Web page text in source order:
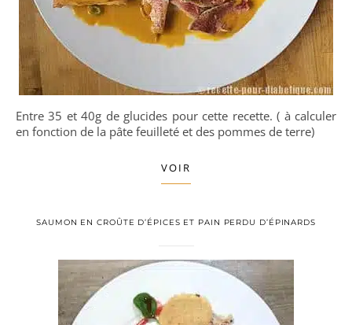
Entre 35 et 40g de glucides pour cette recette. ( à calculer
en fonction de la pâte feuilleté et des pommes de terre)
VOIR
SAUMON EN CROÛTE D’ÉPICES ET PAIN PERDU D’ÉPINARDS